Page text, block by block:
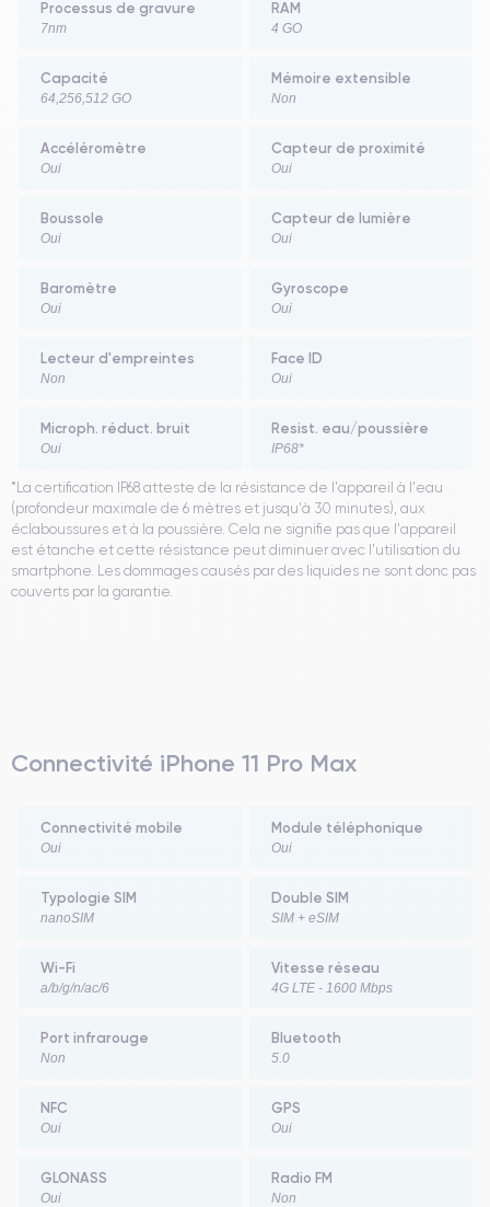
Processus de gravure
7nm
RAM
4 GO
Capacité
64,256,512 GO
Mémoire extensible
Non
Accéléromètre
Oui
Capteur de proximité
Oui
Boussole
Oui
Capteur de lumière
Oui
Baromètre
Oui
Gyroscope
Oui
Lecteur d'empreintes
Non
Face ID
Oui
Microph. réduct. bruit
Oui
Resist. eau/poussière
IP68*
*La certification IP68 atteste de la résistance de l'appareil à l'eau
(profondeur maximale de 6 mètres et jusqu'à 30 minutes), aux
éclaboussures et à la poussière. Cela ne signifie pas que l'appareil
est étanche et cette résistance peut diminuer avec l'utilisation du
smartphone. Les dommages causés par des liquides ne sont donc pas
couverts par la garantie.
Connectivité iPhone 11 Pro Max
Connectivité mobile
Oui
Module téléphonique
Oui
Typologie SIM
nanoSIM
Double SIM
SIM + eSIM
Wi-Fi
a/b/g/n/ac/6
Vitesse réseau
4G LTE - 1600 Mbps
Port infrarouge
Non
Bluetooth
5.0
NFC
Oui
GPS
Oui
GLONASS
Oui
Radio FM
Non